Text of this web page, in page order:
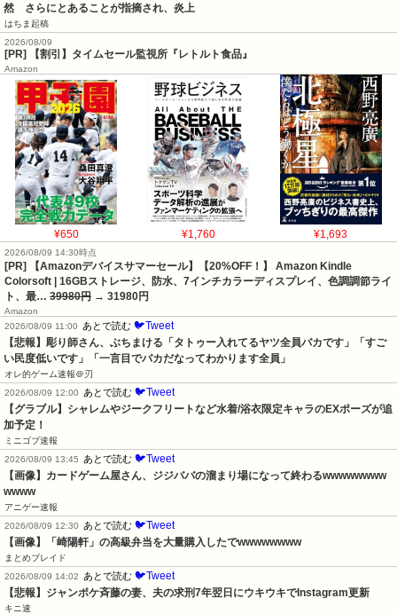
然　さらにとあることが指摘され、炎上
はちま起稿
2026/08/09
[PR] 【割引】タイムセール監視所『レトルト食品』
Amazon
¥650 ¥1,760 ¥1,693
2026/08/09 14:30時点
[PR] 【Amazonデバイスサマーセール】【20%OFF！】 Amazon Kindle
Colorsoft | 16GBストレージ、防水、7インチカラーディスプレイ、色調調節ライ
ト、最… 39980円 → 31980円
Amazon
2026/08/09 11:00
あとで読む 🐦Tweet
【悲報】彫り師さん、ぶちまける「タトゥー入れてるヤツ全員バカです」「すご
い民度低いです」「一言目でバカだなってわかります全員」
オレ的ゲーム速報＠刃
2026/08/09 12:00
あとで読む 🐦Tweet
【グラブル】シャレムやジークフリートなど水着/浴衣限定キャラのEXポーズが追
加予定！
ミニゴブ速報
2026/08/09 13:45
あとで読む 🐦Tweet
【画像】カードゲーム屋さん、ジジババの溜まり場になって終わるwwwwwwww
wwww
アニゲー速報
2026/08/09 12:30
あとで読む 🐦Tweet
【画像】「崎陽軒」の高級弁当を大量購入したでwwwwwwww
まとめブレイド
2026/08/09 14:02
あとで読む 🐦Tweet
【悲報】ジャンポケ斉藤の妻、夫の求刑7年翌日にウキウキでInstagram更新
キニ速